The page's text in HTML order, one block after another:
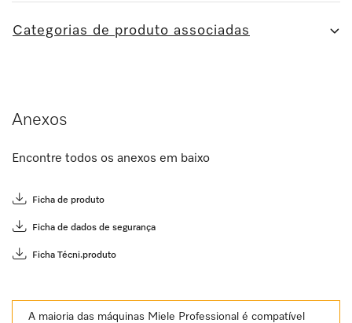
Categorias de produto associadas
Anexos
Encontre todos os anexos em baixo
Ficha de produto
Ficha de dados de segurança
Ficha Técni.produto
A maioria das máquinas Miele Professional é compatível